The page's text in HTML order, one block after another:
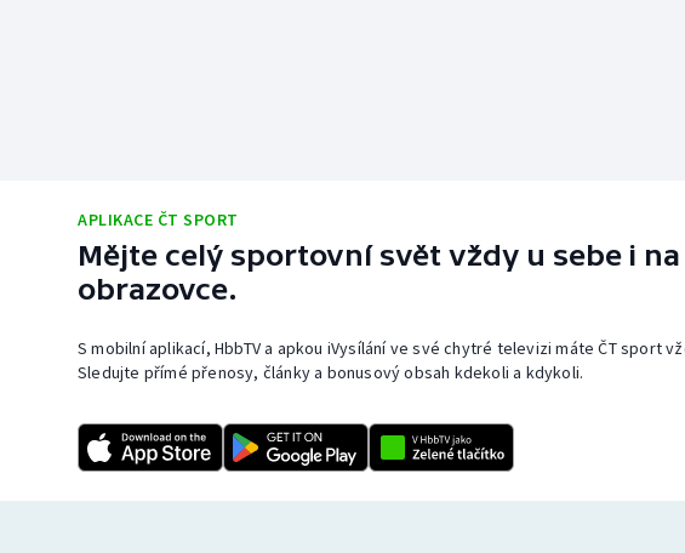
APLIKACE ČT SPORT
Mějte celý sportovní svět vždy u sebe i
obrazovce.
S mobilní aplikací, HbbTV a apkou iVysílání ve své chytré televizi máte ČT sport
Sledujte přímé přenosy, články a bonusový obsah kdekoli a kdykoli.